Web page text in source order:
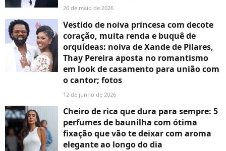
26 de maio de 2026
Vestido de noiva princesa com decote
coração, muita renda e buquê de
orquídeas: noiva de Xande de Pilares,
Thay Pereira aposta no romantismo
em look de casamento para união com
o cantor; fotos
12 de junho de 2026
Cheiro de rica que dura para sempre: 5
perfumes de baunilha com ótima
fixação que vão te deixar com aroma
elegante ao longo do dia